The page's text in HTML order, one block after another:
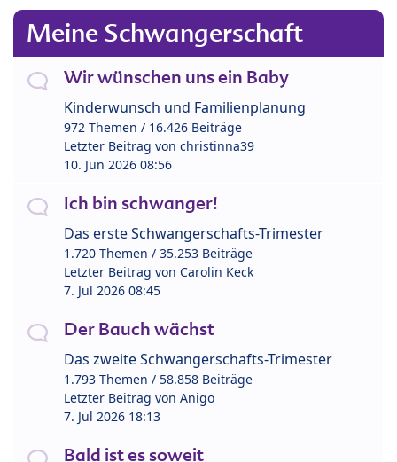
Meine Schwangerschaft
Wir wünschen uns ein Baby
Kinderwunsch und Familienplanung
972 Themen / 16.426 Beiträge
Letzter Beitrag von christinna39
10. Jun 2026 08:56
Ich bin schwanger!
Das erste Schwangerschafts-Trimester
1.720 Themen / 35.253 Beiträge
Letzter Beitrag von Carolin Keck
7. Jul 2026 08:45
Der Bauch wächst
Das zweite Schwangerschafts-Trimester
1.793 Themen / 58.858 Beiträge
Letzter Beitrag von Anigo
7. Jul 2026 18:13
Bald ist es soweit